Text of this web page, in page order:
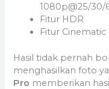
1080p@25/30/
Fitur HDR
Fitur
Hasil tidak pernah
menghasilkan foto
Pro memberikan